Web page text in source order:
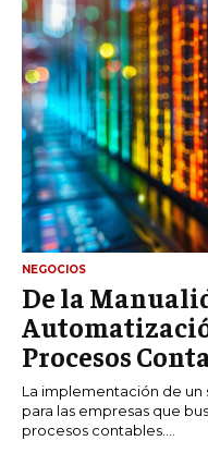
NEGOCIOS
De la
Procesos
La implementación de
para las empresas que
procesos contables....